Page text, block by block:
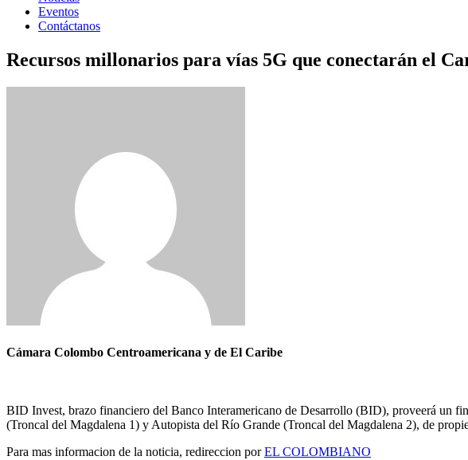
Eventos
Contáctanos
Recursos millonarios para vías 5G que conectarán el
Cámara Colombo Centroamericana y de El Caribe
BID Invest, brazo financiero del Banco Interamericano de Desarrollo (BID), proveerá un
(Troncal del Magdalena 1) y Autopista del Río Grande (Troncal del Magdalena 2), de
Para mas informacion de la noticia, redireccion porEL COLOMBIANO